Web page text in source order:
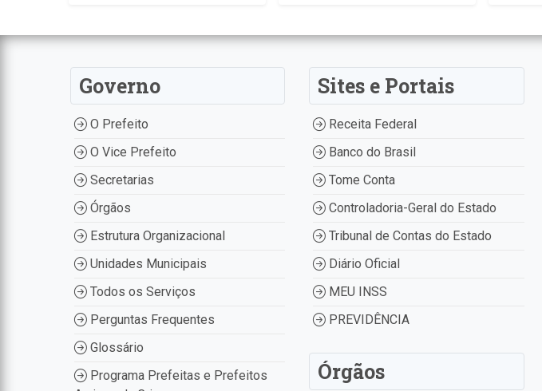
Governo
O Prefeito
O Vice Prefeito
Secretarias
Órgãos
Estrutura Organizacional
Unidades Municipais
Todos os Serviços
Perguntas Frequentes
Glossário
Programa Prefeitas e Prefeitos
Sites e Portais
Receita Federal
Banco do Brasil
Tome Conta
Controladoria-Geral do Estado
Tribunal de Contas do Estado
Diário Oficial
MEU INSS
PREVIDÊNCIA
Órgãos